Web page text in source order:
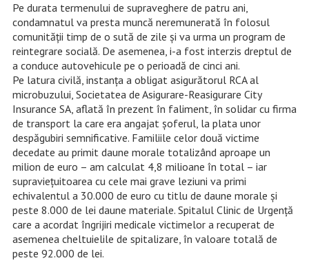
Pe durata termenului de supraveghere de patru ani,
condamnatul va presta muncă neremunerată în folosul
comunității timp de o sută de zile și va urma un program de
reintegrare socială. De asemenea, i-a fost interzis dreptul de
a conduce autovehicule pe o perioadă de cinci ani.
Pe latura civilă, instanța a obligat asigurătorul RCA al
microbuzului, Societatea de Asigurare-Reasigurare City
Insurance SA, aflată în prezent în faliment, în solidar cu firma
de transport la care era angajat șoferul, la plata unor
despăgubiri semnificative. Familiile celor două victime
decedate au primit daune morale totalizând aproape un
milion de euro – am calculat 4,8 milioane în total – iar
supraviețuitoarea cu cele mai grave leziuni va primi
echivalentul a 30.000 de euro cu titlu de daune morale și
peste 8.000 de lei daune materiale. Spitalul Clinic de Urgență
care a acordat îngrijiri medicale victimelor a recuperat de
asemenea cheltuielile de spitalizare, în valoare totală de
peste 92.000 de lei.